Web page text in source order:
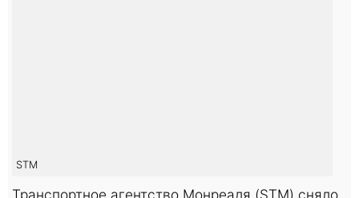
STM
Транспортное агентство Монреаля (STM) сняло